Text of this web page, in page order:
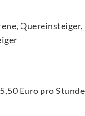
Quereinsteiger,
Euro pro Stunde